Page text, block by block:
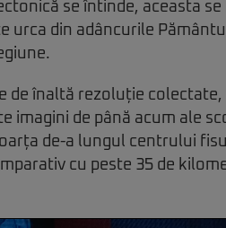
se întinde, aceasta
urca din adâncurile
de înaltă rezoluție
imagini de până acum ale
de-a lungul centrului
cu peste 35 de